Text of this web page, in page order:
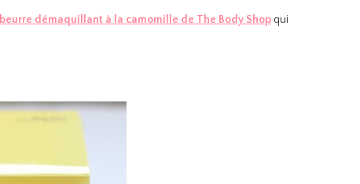
beurre démaquillant à la camomille de The Body Shop qui